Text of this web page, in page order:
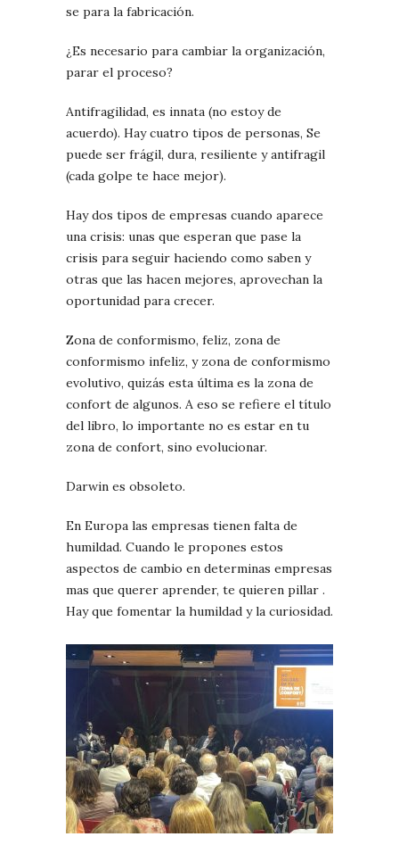
se para la fabricación.
¿Es necesario para cambiar la organización,
parar el proceso?
Antifragilidad, es innata (no estoy de
acuerdo). Hay cuatro tipos de personas, Se
puede ser frágil, dura, resiliente y antifragil
(cada golpe te hace mejor).
Hay dos tipos de empresas cuando aparece
una crisis: unas que esperan que pase la
crisis para seguir haciendo como saben y
otras que las hacen mejores, aprovechan la
oportunidad para crecer.
Zona de conformismo, feliz, zona de
conformismo infeliz, y zona de conformismo
evolutivo, quizás esta última es la zona de
confort de algunos. A eso se refiere el título
del libro, lo importante no es estar en tu
zona de confort, sino evolucionar.
Darwin es obsoleto.
En Europa las empresas tienen falta de
humildad. Cuando le propones estos
aspectos de cambio en determinas empresas
mas que querer aprender, te quieren pillar .
Hay que fomentar la humildad y la curiosidad.